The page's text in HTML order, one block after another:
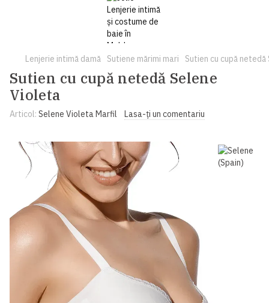
Lenjerie intimă damă Sutiene mărimi mari Sutien cu cupă
Sutien cu cupă netedă Selene
Violeta
Articol: Selene Violeta Marfil Lasa-ți un comentariu